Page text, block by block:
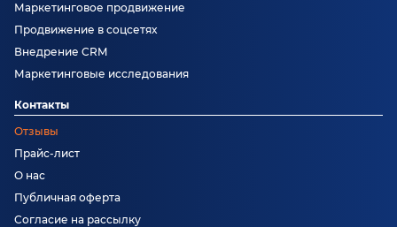
Маркетинговое продвижение
Продвижение в соцсетях
Внедрение CRM
Маркетинговые исследования
Контакты
Отзывы
Прайс-лист
О нас
Публичная оферта
Согласие на рассылку